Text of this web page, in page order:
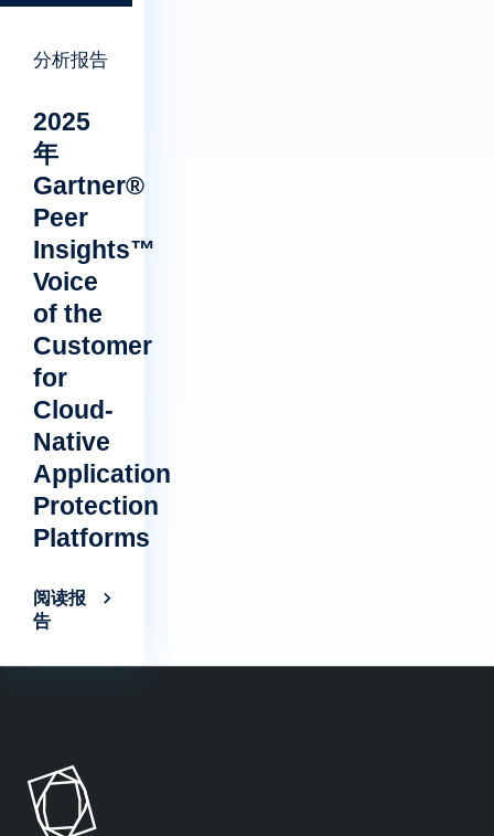
分析报告
2025
年
Gartner®
Peer
Insights™
Voice
of the
Customer
for
Cloud-
Native
Application
Protection
Platforms
阅读报
告